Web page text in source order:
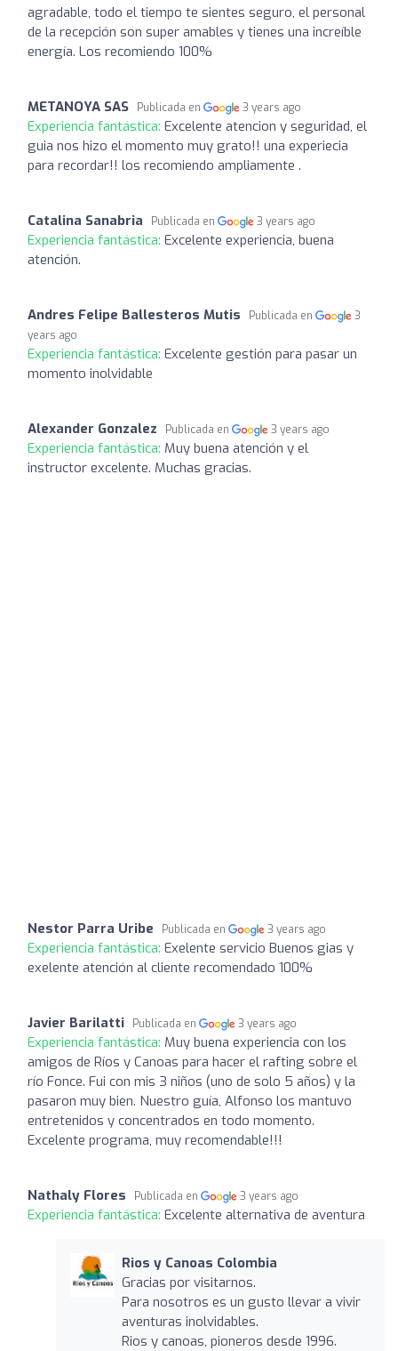
agradable, todo el tiempo te sientes seguro, el personal
de la recepción son super amables y tienes una increíble
energía. Los recomiendo 100%
METANOYA SAS Publicada en 3 years ago
Experiencia fantástica: Excelente atencion y seguridad, el
guia nos hizo el momento muy grato!! una experiecia
para recordar!! los recomiendo ampliamente .
Catalina Sanabria Publicada en 3 years ago
Experiencia fantástica: Excelente experiencia, buena
atención.
Andres Felipe Ballesteros Mutis Publicada en
3
years ago
Experiencia fantástica: Excelente gestión para pasar un
momento inolvidable
Alexander Gonzalez Publicada en 3 years ago
Experiencia fantástica: Muy buena atención y el
instructor excelente. Muchas gracias.
Nestor Parra Uribe Publicada en 3 years ago
Experiencia fantástica: Exelente servicio Buenos gias y
exelente atención al cliente recomendado 100%
Javier Barilatti Publicada en 3 years ago
Experiencia fantástica: Muy buena experiencia con los
amigos de Ríos y Canoas para hacer el rafting sobre el
río Fonce. Fui con mis 3 niños (uno de solo 5 años) y la
pasaron muy bien. Nuestro guía, Alfonso los mantuvo
entretenidos y concentrados en todo momento.
Excelente programa, muy recomendable!!!
Nathaly Flores Publicada en 3 years ago
Experiencia fantástica: Excelente alternativa de aventura
Rios y Canoas Colombia
Gracias por visitarnos.
Para nosotros es un gusto llevar a vivir
aventuras inolvidables.
Rios y canoas, pioneros desde 1996.